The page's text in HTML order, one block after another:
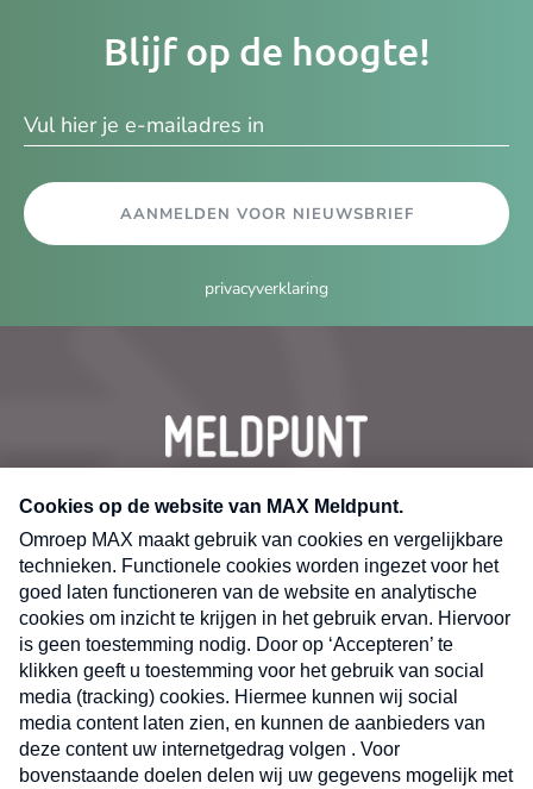
Blijf op de hoogte!
AANMELDEN VOOR NIEUWSBRIEF
privacyverklaring
CONTACT
Volg ons op